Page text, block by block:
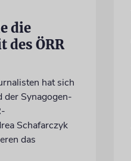
die
ÖRR
hat sich
der Synagogen-
Schafarczyk
das